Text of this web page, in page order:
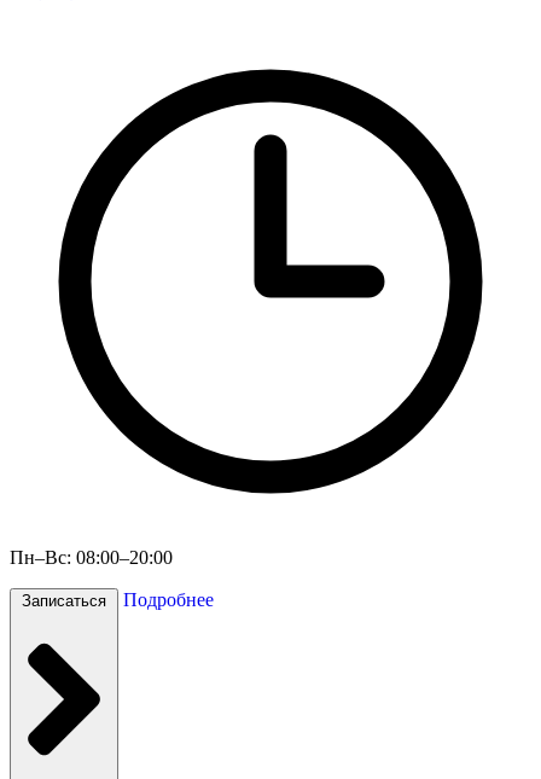
Пн–Вс: 08:00–20:00
Записаться Подробнее